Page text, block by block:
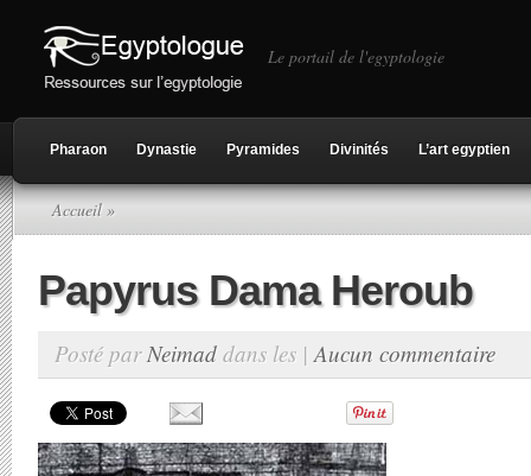
Le portail de l'egyptologie
Pharaon Dynastie Pyramides Divinités L’art egyptien
Accueil»
Papyrus Dama Heroub
Posté parNeimad dans les |Aucun commentaire